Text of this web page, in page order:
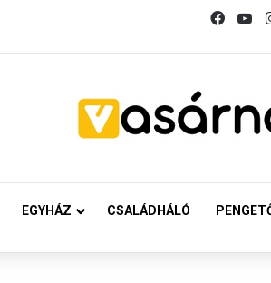
EGYHÁZ CSALÁDHÁLÓ